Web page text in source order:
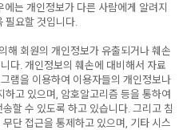
는 개인정보가 다른 사람에게 알려지
필요할 것입니다.
해 회원의 개인정보가 유출되거나 훼손
다. 개인정보의 훼손에 대비해서 자료
램을 이용하여 이용자들의 개인정보나
고 있으며, 암호알고리즘 등을 통하여
할 수 있도록 하고 있습니다. 그리고 침
단 접근을 통제하고 있으며, 기타 시스